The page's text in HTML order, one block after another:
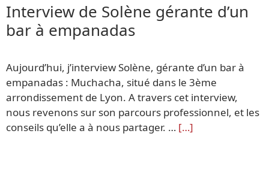
Interview de Solène gérante d’un
bar à empanadas
Aujourd’hui, j’interview Solène, gérante d’un bar à
empanadas : Muchacha, situé dans le 3ème
arrondissement de Lyon. A travers cet interview,
nous revenons sur son parcours professionnel, et les
conseils qu’elle a à nous partager. … […]